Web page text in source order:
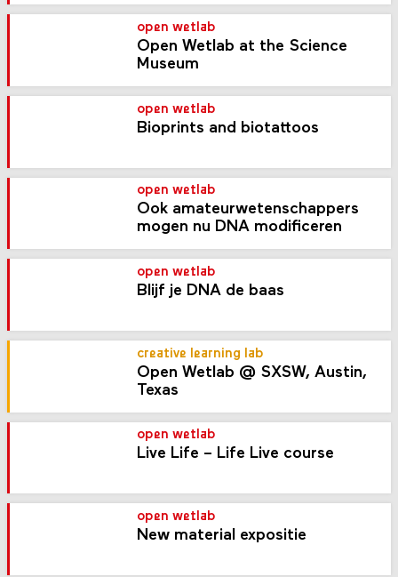
open wetlab
Open Wetlab at the Science
Museum
open wetlab
Bioprints and biotattoos
open wetlab
Ook amateurwetenschappers
mogen nu DNA modificeren
open wetlab
Blijf je DNA de baas
creative learning lab
Open Wetlab @ SXSW, Austin,
Texas
open wetlab
Live Life – Life Live course
open wetlab
New material expositie